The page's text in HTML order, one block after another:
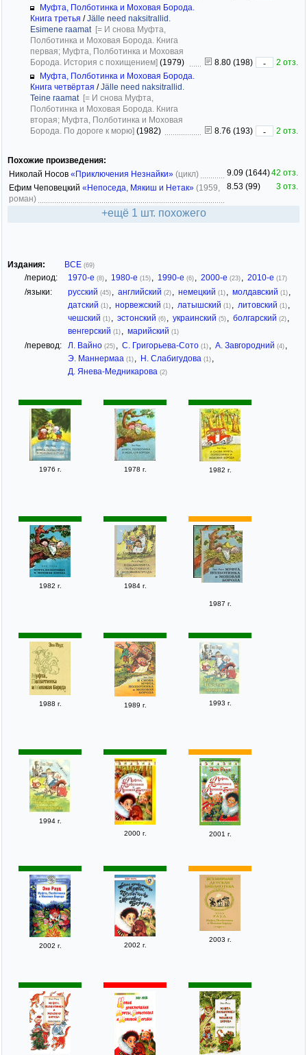
Муфта, Полботинка и Моховая Борода.
Книга третья /Jälle need naksitrallid.
Esimene raamat [= И снова Муфта,
Полботинка и Моховая Борода. Книга
первая; Муфта, Полботинка и Моховая
Борода. История с похищением] (1979) 8.80 (198) -
2 отз.
Муфта, Полботинка и Моховая Борода.
Книга четвёртая /Jälle need naksitrallid.
Teine raamat [= И снова Муфта,
Полботинка и Моховая Борода. Книга
вторая; Муфта, Полботинка и Моховая
Борода. По дороге к морю] (1982) 8.76 (193) - 2 отз.
Похожие произведения:
Николай Носов «Приключения Незнайки» (цикл) 9.09 (1644)42 отз.
Ефим Чеповецкий «Непоседа, Мякиш и Нетак» (1959,
роман)
8.53 (99) 3 отз.
+ещё 1 шт. похожего
Издания: ВСЕ (69)
/период: 1970-е (8) , 1980-е (15) , 1990-е (6) , 2000-е (23) , 2010-е (17)
/языки: русский (45) , английский (2) , немецкий (1) , молдавский (1) ,
датский (1) , норвежский (1) , латышский (1) , литовский (1) ,
чешский (1) , эстонский (6) , украинский (5) , болгарский (2) ,
венгерский (1) , марийский (1)
/перевод: Л. Вайно (25) , С. Григорьева-Сото (1) , А. Завгородний (4) ,
Э. Маннермаа (1) , Н. Слабигудова (1) ,
Д. Янева-Медникарова (2)
1976 г. 1978 г. 1982 г.
1982 г. 1984 г.
1987 г.
1988 г. 1989 г. 1993 г.
1994 г.
2000 г.
2001 г.
2002 г. 2002 г.
2003 г.